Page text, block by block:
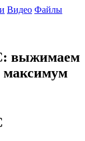
Видео Файлы
выжимаем
максимум